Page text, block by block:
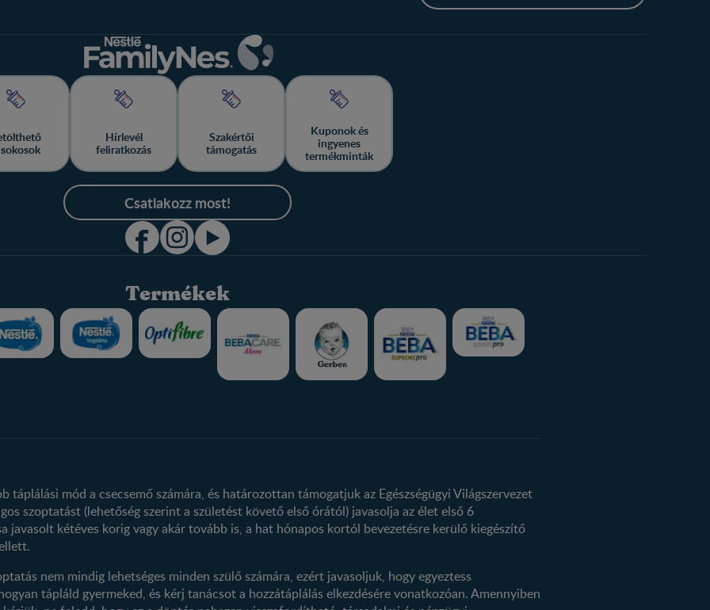
Hírlevél
feliratkozás
Szakértői
támogatás
Kuponok és
ingyenes
termékminták
Csatlakozz most!
Termékek
Profilom
táplálási mód a csecsemő számára, és határozottan támogatjuk az Egészségügyi Világszervezet
szoptatást (lehetőség szerint a születést követő első órától) javasolja az élet első 6
javasolt kétéves korig vagy akár tovább is, a hat hónapos kortól bevezetésre kerülő kiegészítő
nem mindig lehetséges minden szülő számára, ezért javasoljuk, hogy egyeztess
tápláld gyermeked, és kérj tanácsot a hozzátáplálás elkezdésére vonatkozóan. Amennyiben